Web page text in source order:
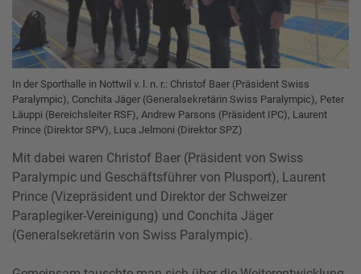
In der Sporthalle in Nottwil v. l. n. r.: Christof Baer (Präsident Swiss
Paralympic), Conchita Jäger (Generalsekretärin Swiss Paralympic), Peter
Läuppi (Bereichsleiter RSF), Andrew Parsons (Präsident IPC), Laurent
Prince (Direktor SPV), Luca Jelmoni (Direktor SPZ)
Mit dabei waren Christof Baer (Präsident von Swiss
Paralympic und Geschäftsführer von Plusport), Laurent
Prince (Vizepräsident und Direktor der Schweizer
Paraplegiker-Vereinigung) und Conchita Jäger
(Generalsekretärin von Swiss Paralympic).